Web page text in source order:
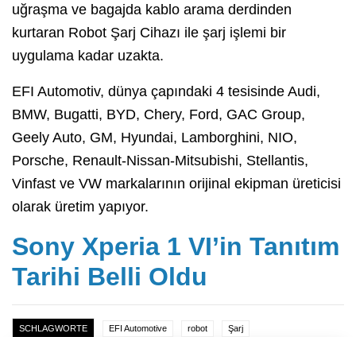
uğraşma ve bagajda kablo arama derdinden
kurtaran Robot Şarj Cihazı ile şarj işlemi bir
uygulama kadar uzakta.
EFI Automotiv, dünya çapındaki 4 tesisinde Audi,
BMW, Bugatti, BYD, Chery, Ford, GAC Group,
Geely Auto, GM, Hyundai, Lamborghini, NIO,
Porsche, Renault-Nissan-Mitsubishi, Stellantis,
Vinfast ve VW markalarının orijinal ekipman üreticisi
olarak üretim yapıyor.
Sony Xperia 1 VI’in Tanıtım
Tarihi Belli Oldu
SCHLAGWORTE EFI Automotive robot Şarj